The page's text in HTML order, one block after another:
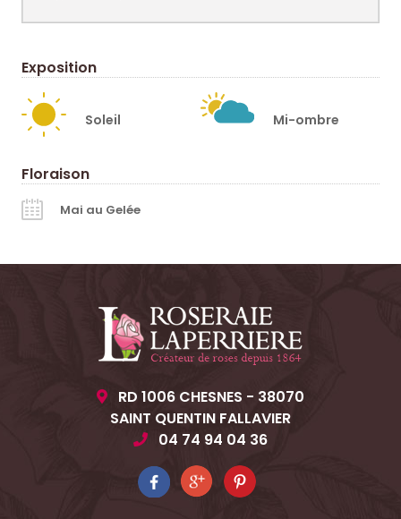
Exposition
Soleil Mi-ombre
Floraison
Mai au Gelée
RD 1006 CHESNES - 38070
SAINT QUENTIN FALLAVIER
04 74 94 04 36